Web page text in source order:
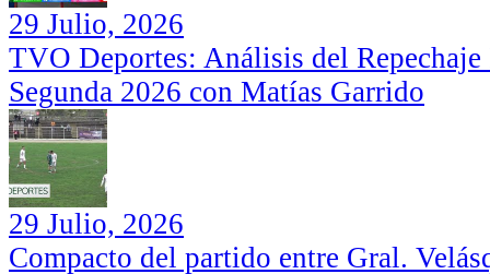
29 Julio, 2026
TVO Deportes: Análisis del
Segunda 2026 con Matías Garrido
29 Julio, 2026
Compacto del partido entre Gral.